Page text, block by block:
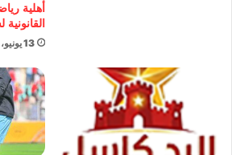
أهلية
13 يونيو، 2026